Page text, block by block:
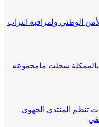
الوطني ولمراقبة التراب
بالممكلة سجلت مامجموعه
تنظم المنتدى الجهوي